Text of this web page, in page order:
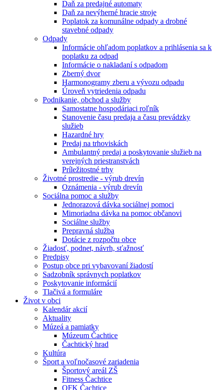
Daň za predajné automaty
Daň za nevýherné hracie stroje
Poplatok za komunálne odpady a drobné
stavebné odpady
Odpady
Informácie ohľadom poplatkov a prihlásenia sa k
poplatku za odpad
Informácie o nakladaní s odpadom
Zberný dvor
Harmonogramy zberu a vývozu odpadu
Úroveň vytriedenia odpadu
Podnikanie, obchod a služby
Samostatne hospodáriaci roľník
Stanovenie času predaja a času prevádzky
služieb
Hazardné hry
Predaj na trhoviskách
Ambulantný predaj a poskytovanie služieb na
verejných priestranstvách
Príležitostné trhy
Životné prostredie - výrub drevín
Oznámenia - výrub drevín
Sociálna pomoc a služby
Jednorazová dávka sociálnej pomoci
Mimoriadna dávka na pomoc občanovi
Sociálne služby
Prepravná služba
Dotácie z rozpočtu obce
Žiadosť, podnet, návrh, sťažnosť
Predpisy
Postup obce pri vybavovaní žiadostí
Sadzobník správnych poplatkov
Poskytovanie informácií
Tlačivá a formuláre
Život v obci
Kalendár akcií
Aktuality
Múzeá a pamiatky
Múzeum Čachtice
Čachtický hrad
Kultúra
Šport a voľnočasové zariadenia
Športový areál ZŠ
Fitness Čachtice
OFK Čachtice